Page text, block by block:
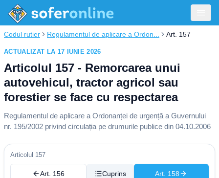
Codul rutier Regulamentul de aplicare a Ordon... Art. 157
ACTUALIZAT LA 17 IUNIE 2026
Articolul 157 - Remorcarea unui
autovehicul, tractor agricol sau
forestier se face cu respectarea
Regulamentul de aplicare a Ordonanței de urgență a Guvernului
nr. 195/2002 privind circulația pe drumurile publice din 04.10.2006
Articolul 157
Art. 156 Cuprins Art. 158